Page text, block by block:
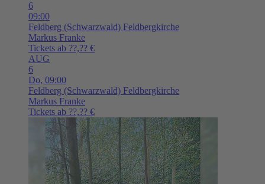
6
09:00
Feldberg (Schwarzwald) Feldbergkirche
Markus Franke
Tickets ab ??,?? €
AUG
6
Do, 09:00
Feldberg (Schwarzwald) Feldbergkirche
Markus Franke
Tickets ab ??,?? €